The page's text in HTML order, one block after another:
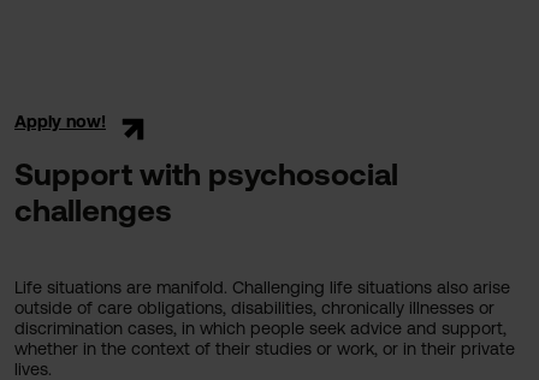
Apply now!
Support with psychosocial
challenges
Life situations are manifold. Challenging life situations also arise
outside of care obligations, disabilities, chronically illnesses or
discrimination cases, in which people seek advice and support,
whether in the context of their studies or work, or in their private
lives.